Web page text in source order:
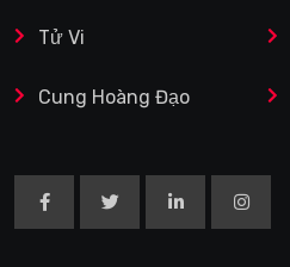
Tử Vi
Cung Hoàng Đạo